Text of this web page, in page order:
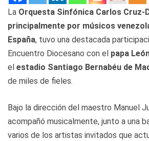
La Orquesta Sinfónica Carlos Cruz-
principalmente por músicos
España, tuvo una destacada
Encuentro Diocesano con el papa
el estadio Santiago Bernabéu de
de miles de fieles.
Bajo la dirección del maestro Manuel
acompañó musicalmente, junto a una
varios de los artistas invitados que